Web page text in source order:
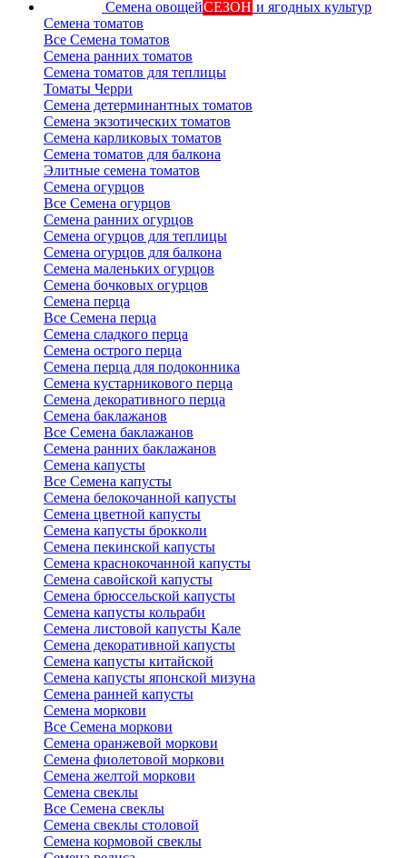
Семена овощейСЕЗОН и ягодных культур
Семена томатов
Все Семена томатов
Семена ранних томатов
Семена томатов для теплицы
Томаты Черри
Семена детерминантных томатов
Семена экзотических томатов
Семена карликовых томатов
Семена томатов для балкона
Элитные семена томатов
Семена огурцов
Все Семена огурцов
Семена ранних огурцов
Семена огурцов для теплицы
Семена огурцов для балкона
Семена маленьких огурцов
Семена бочковых огурцов
Семена перца
Все Семена перца
Семена сладкого перца
Семена острого перца
Семена перца для подоконника
Семена кустарникового перца
Семена декоративного перца
Семена баклажанов
Все Семена баклажанов
Семена ранних баклажанов
Семена капусты
Все Семена капусты
Семена белокочанной капусты
Семена цветной капусты
Семена капусты брокколи
Семена пекинской капусты
Семена краснокочанной капусты
Семена савойской капусты
Семена брюссельской капусты
Семена капусты кольраби
Семена листовой капусты Кале
Семена декоративной капусты
Семена капусты китайской
Семена капусты японской мизуна
Семена ранней капусты
Семена моркови
Все Семена моркови
Семена оранжевой моркови
Семена фиолетовой моркови
Семена желтой моркови
Семена свеклы
Все Семена свеклы
Семена свеклы столовой
Семена кормовой свеклы